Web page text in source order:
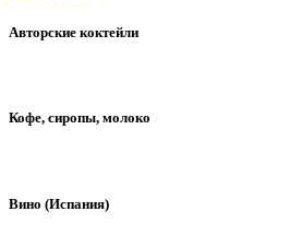
Авторские коктейли
Кофе, сиропы, молоко
Вино (Испания)